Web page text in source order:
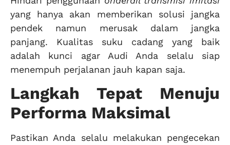
yang hanya akan memberikan solusi jangka
pendek namun merusak dalam jangka
panjang. Kualitas suku cadang yang baik
adalah kunci agar Audi Anda selalu siap
menempuh perjalanan jauh kapan saja.
Langkah Tepat Menuju
Performa Maksimal
Pastikan Anda selalu melakukan pengecekan